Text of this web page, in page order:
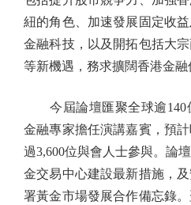
紐的角色、加速發展固定收
金融科技，以及開拓包括大
等新機遇，務求擴闊香港金融
今屆論壇匯聚全球逾140
金融專家擔任演講嘉賓，預
過3,600位與會人士參與。論
金交易中心建設最新措施，
署黃金市場發展合作備忘錄